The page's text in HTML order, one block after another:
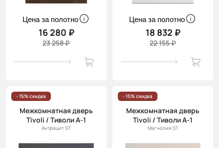
Цена за полотно
16 280 ₽
23 258 ₽
Цена за полотно
18 832 ₽
22 155 ₽
- 15% скидка
Межкомнатная дверь
Tivoli / Тиволи А-1
Антрацит ST
- 15% скидка
Межкомнатная дверь
Tivoli / Тиволи А-1
Магнолия ST